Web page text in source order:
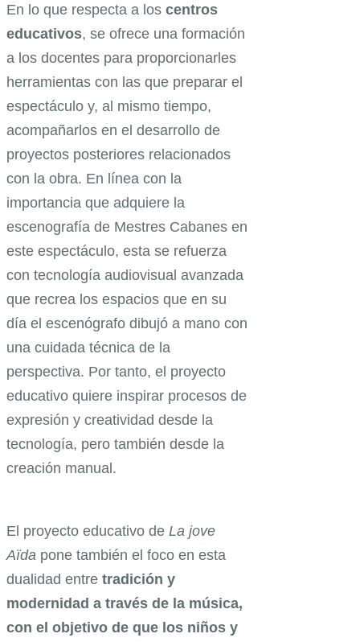
En lo que respecta a los centros
educativos, se ofrece una formación
a los docentes para proporcionarles
herramientas con las que preparar el
espectáculo y, al mismo tiempo,
acompañarlos en el desarrollo de
proyectos posteriores relacionados
con la obra. En línea con la
importancia que adquiere la
escenografía de Mestres Cabanes en
este espectáculo, esta se refuerza
con tecnología audiovisual avanzada
que recrea los espacios que en su
día el escenógrafo dibujó a mano con
una cuidada técnica de la
perspectiva. Por tanto, el proyecto
educativo quiere inspirar procesos de
expresión y creatividad desde la
tecnología, pero también desde la
creación manual.
El proyecto educativo de La jove
Aïda pone también el foco en esta
dualidad entre tradición y
modernidad a través de la música,
con el objetivo de que los niños y